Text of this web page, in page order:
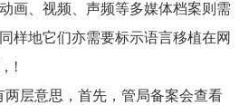
画、视频、声频等多媒体档案则需
样地它们亦需要标示语言移植在网
!
两层意思，首先，管局备案会查看